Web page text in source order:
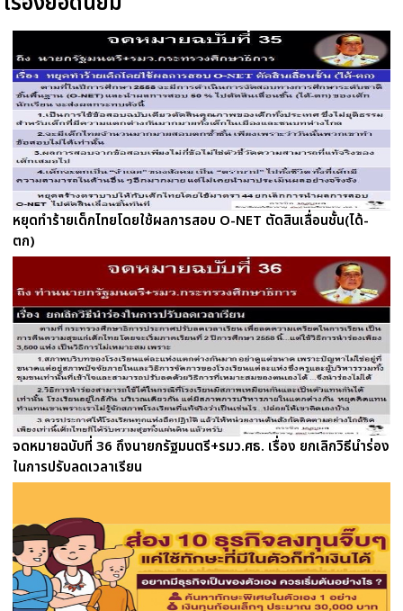
หยุดทำร้ายเด็กไทยโดยใช้ผลการสอบ O-NET ตัดสินเลื่อนชั้น(ได้-
ตก)
จดหมายฉบับที่ 36 ถึงนายกรัฐมนตรี+รมว.ศธ. เรื่อง ยกเลิกวิธีนำร่อง
ในการปรับลดเวลาเรียน